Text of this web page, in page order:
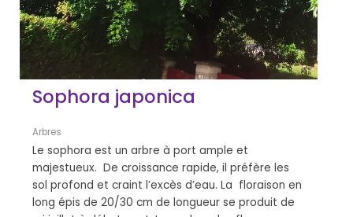
Sophora japonica
Arbres
Le sophora est un arbre à port ample et
majestueux. De croissance rapide, il préfère les
sol profond et craint l’excès d’eau. La floraison en
long épis de 20/30 cm de longueur se produit de